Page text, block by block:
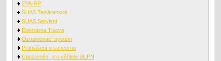
ZPA-RP
SUAS Teplárenská
SUAS Servisni
Elektrárna Tisová
Oznamovací systém
Prohlášení o koncernu
Upozornění pro věřitele SUPN